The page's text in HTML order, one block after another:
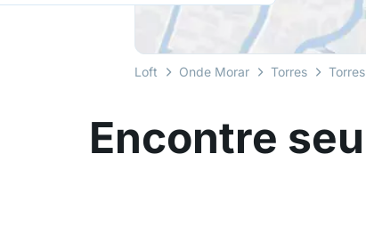
Loft Onde Morar Torres Torres
Encontre